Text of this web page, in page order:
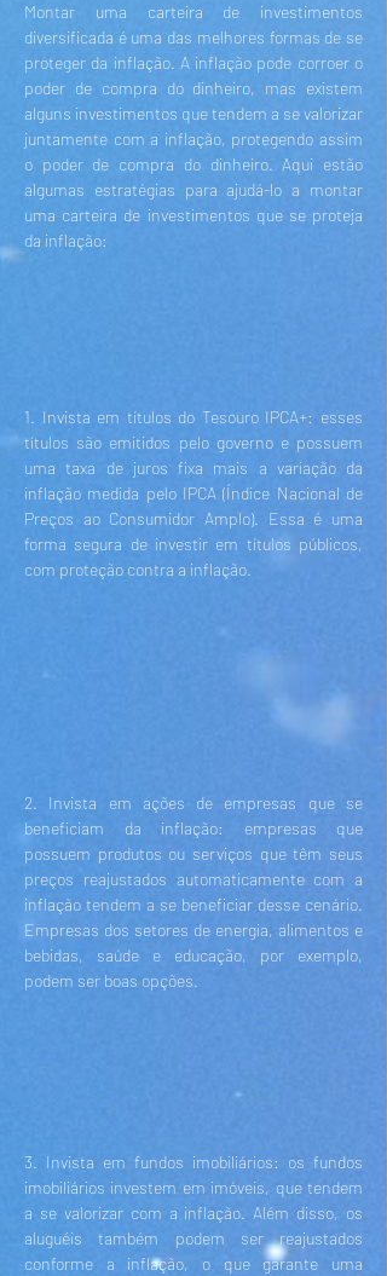
Montar uma carteira de investimentos
diversificada é uma das melhores formas de se
proteger da inflação. A inflação pode corroer o
poder de compra do dinheiro, mas existem
alguns investimentos que tendem a se valorizar
juntamente com a inflação, protegendo assim
o poder de compra do dinheiro. Aqui estão
algumas estratégias para ajudá-lo a montar
uma carteira de investimentos que se proteja
da inflação:
1. Invista em títulos do Tesouro IPCA+: esses
títulos são emitidos pelo governo e possuem
uma taxa de juros fixa mais a variação da
inflação medida pelo IPCA (Índice Nacional de
Preços ao Consumidor Amplo). Essa é uma
forma segura de investir em títulos públicos,
com proteção contra a inflação.
2. Invista em ações de empresas que se
beneficiam da inflação: empresas que
possuem produtos ou serviços que têm seus
preços reajustados automaticamente com a
inflação tendem a se beneficiar desse cenário.
Empresas dos setores de energia, alimentos e
bebidas, saúde e educação, por exemplo,
podem ser boas opções.
3. Invista em fundos imobiliários: os fundos
imobiliários investem em imóveis, que tendem
a se valorizar com a inflação. Além disso, os
aluguéis também podem ser reajustados
conforme a inflação, o que garante uma